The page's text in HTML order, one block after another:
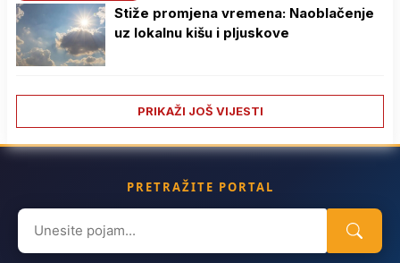
Stiže promjena vremena: Naoblačenje
uz lokalnu kišu i pljuskove
PRIKAŽI JOŠ VIJESTI
PRETRAŽITE PORTAL
Search
for: